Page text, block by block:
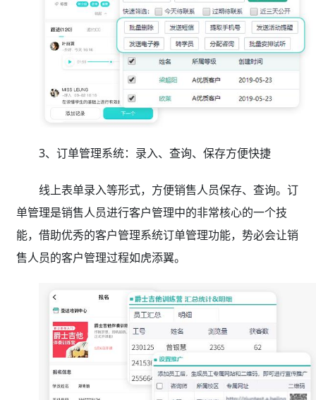
3、订单管理系统：录入、查询、保存方便快捷
线上表单录入等形式，方便销售人员保存、查询。订
单管理是销售人员进行客户管理中的非常核心的一个技
能，借助优秀的客户管理系统订单管理功能，势必会让销
售人员的客户管理过程如虎添翼。